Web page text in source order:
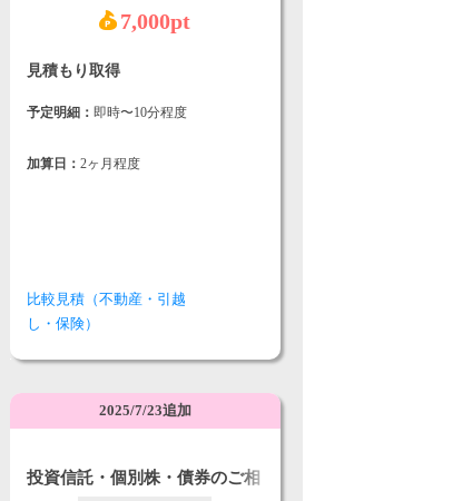
7,000pt
見積もり取得
予定明細： 即時〜10分程度
加算日： 2ヶ月程度
比較見積（不動産・引越
し・保険）
2025/7/23追加
投資信託・個別株・債券のご相